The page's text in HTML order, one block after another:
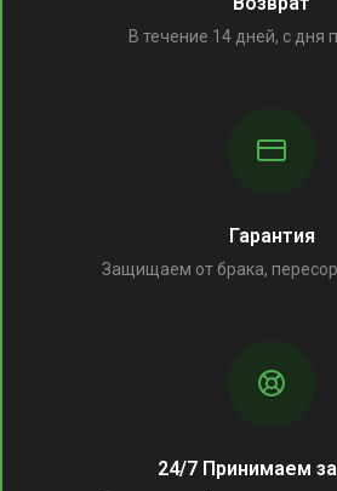
В течение 14 дней, с дня
Гарантия
Защищаем от брака,
24/7 Принимаем